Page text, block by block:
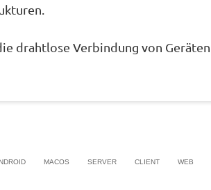
drahtlose Verbindung von Geräten
MACOS SERVER CLIENT WEB